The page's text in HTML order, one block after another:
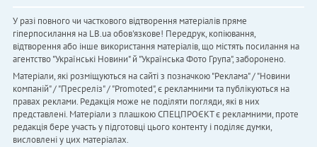
У разі повного чи часткового відтворення матеріалів пряме
гіперпосилання на LB.ua обов'язкове! Передрук, копіювання,
відтворення або інше використання матеріалів, що містять посилання на
агентство "Українськi Новини" й "Українська Фото Група", заборонено.
Матеріали, які розміщуються на сайті з позначкою "Реклама" / "Новини
компаній" / "Пресреліз" / "Promoted", є рекламними та публікуються на
правах реклами. Редакція може не поділяти погляди, які в них
представлені. Матеріали з плашкою СПЕЦПРОЄКТ є рекламними, проте
редакція бере участь у підготовці цього контенту і поділяє думки,
висловлені у цих матеріалах.